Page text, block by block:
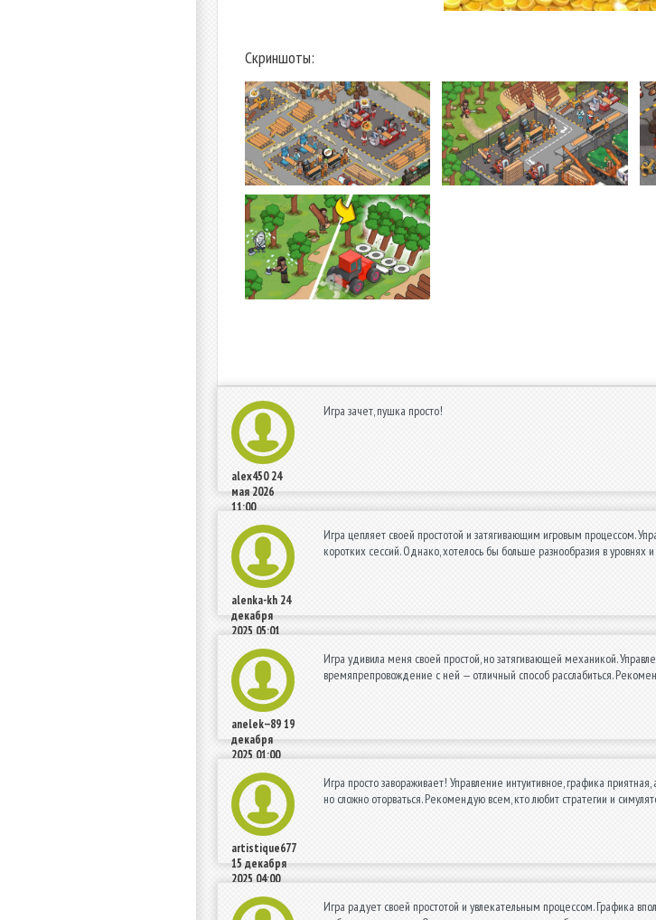
Скриншоты:
alex450 24
мая 2026
11:00
Игра зачет, пушка просто!
alenka-kh 24
декабря
2025 05:01
Игра цепляет своей простотой и затягивающим игровым процессом.
коротких сессий. Однако, хотелось бы больше разнообразия в
anelek--8919
декабря
2025 01:00
Игра удивила меня своей простой, но затягивающей механикой.
времяпрепровождение с ней — отличный способ расслабиться.
artistique677
15 декабря
2025 04:00
Игра просто завораживает! Управление интуитивное, графика
но сложно оторваться. Рекомендую всем, кто любит стратегии и
Игра радует своей простотой и увлекательным процессом. Графика